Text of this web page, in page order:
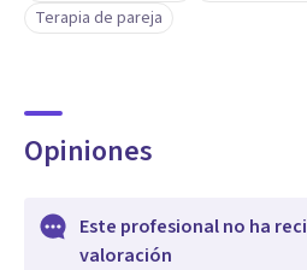
Terapia de pareja
Opiniones
Este profesional no ha
valoración